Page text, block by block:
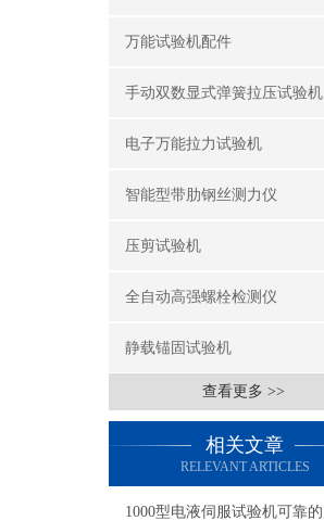
万能试验机配件
手动双数显式弹簧拉压试验机
电子万能拉力试验机
智能型带肋钢丝测力仪
压剪试验机
全自动高强螺栓检测仪
静载锚固试验机
查看更多 >>
相关文章
RELEVANT ARTICLES